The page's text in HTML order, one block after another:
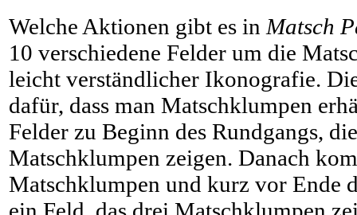
Welche Aktionen gibt es in Matsch
10 verschiedene Felder um die
leicht verständlicher Ikonografie.
dafür, dass man Matschklumpen
Felder zu Beginn des Rundgangs,
Matschklumpen zeigen. Danach
Matschklumpen und kurz vor Ende